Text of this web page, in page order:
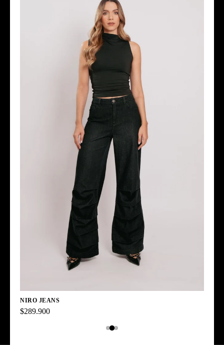
NIRO JEANS
$289.900